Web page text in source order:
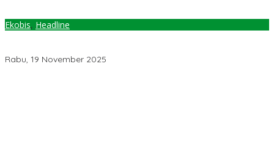
Ekobis, Headline
Rabu, 19 November 2025